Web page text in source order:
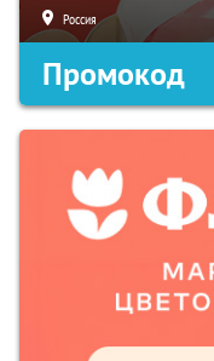
Россия
Промокод